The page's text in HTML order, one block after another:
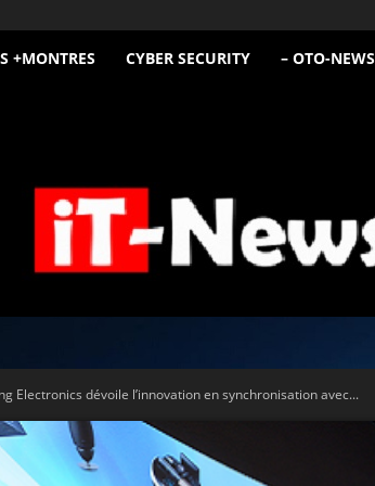
+MONTRES CYBER SECURITY – OTO-NEWS
iT
Electronics dévoile l’innovation en synchronisation avec...